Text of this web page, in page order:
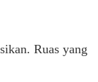
Ruas yang